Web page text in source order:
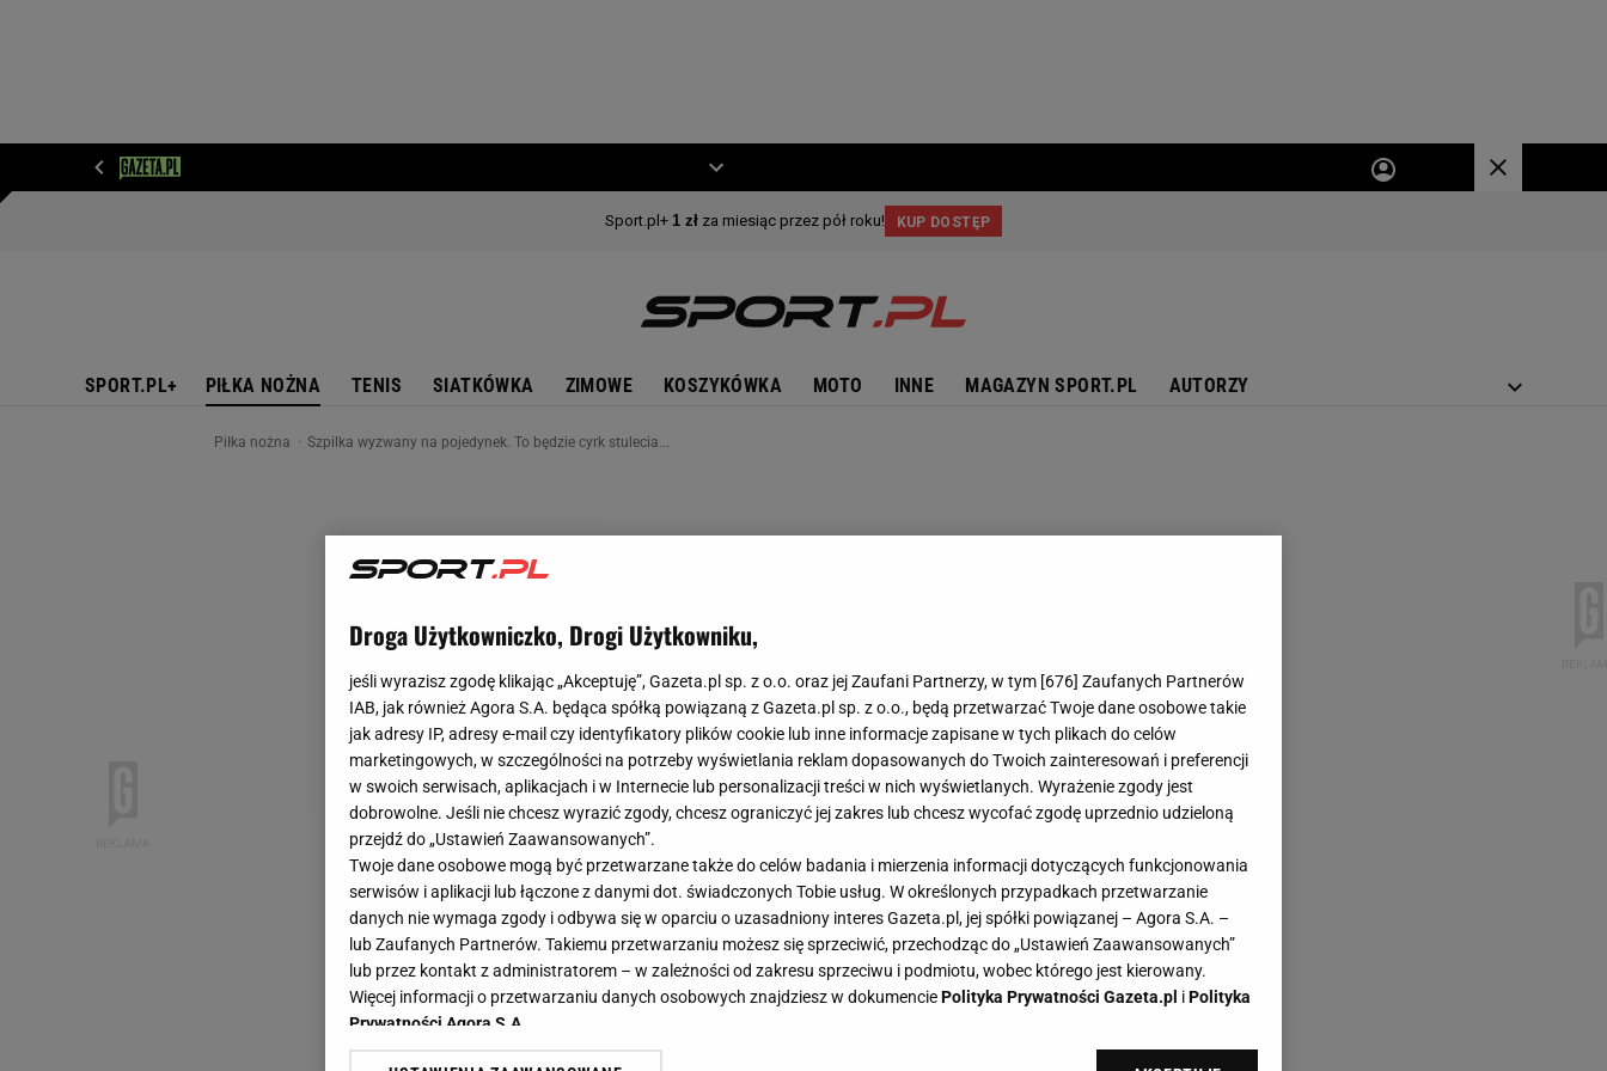
SPORT.PL+ PIŁKA NOŻNA TENIS SIATKÓWKA ZIMOWE KOSZYKÓWKA MOTO INNE MAGAZYN SPORT.PL AUTORZY
Piłka nożna Szpilka wyzwany na pojedynek. To będzie cyrk stulecia...
Droga Użytkowniczko, Drogi Użytkowniku,
jeśli wyrazisz zgodę klikając „Akceptuję”, Gazeta.pl sp. z o.o. oraz jej Zaufani Partnerzy, w tym [676] Zaufanych Partnerów
IAB, jak również Agora S.A. będąca spółką powiązaną z Gazeta.pl sp. z o.o., będą przetwarzać Twoje dane osobowe takie
jak adresy IP, adresy e-mail czy identyfikatory plików cookie lub inne informacje zapisane w tych plikach do celów
marketingowych, w szczególności na potrzeby wyświetlania reklam dopasowanych do Twoich zainteresowań i preferencji
w swoich serwisach, aplikacjach i w Internecie lub personalizacji treści w nich wyświetlanych. Wyrażenie zgody jest
dobrowolne. Jeśli nie chcesz wyrazić zgody, chcesz ograniczyć jej zakres lub chcesz wycofać zgodę uprzednio udzieloną
przejdź do „Ustawień Zaawansowanych”.
Twoje dane osobowe mogą być przetwarzane także do celów badania i mierzenia informacji dotyczących funkcjonowania
serwisów i aplikacji lub łączone z danymi dot. świadczonych Tobie usług. W określonych przypadkach przetwarzanie
danych nie wymaga zgody i odbywa się w oparciu o uzasadniony interes Gazeta.pl, jej spółki powiązanej – Agora S.A. –
lub Zaufanych Partnerów. Takiemu przetwarzaniu możesz się sprzeciwić, przechodząc do „Ustawień Zaawansowanych”
lub przez kontakt z administratorem – w zależności od zakresu sprzeciwu i podmiotu, wobec którego jest kierowany.
Więcej informacji o przetwarzaniu danych osobowych znajdziesz w dokumenciePolityka Prywatności Gazeta.pl iPolityka
Prywatności Agora S.A.